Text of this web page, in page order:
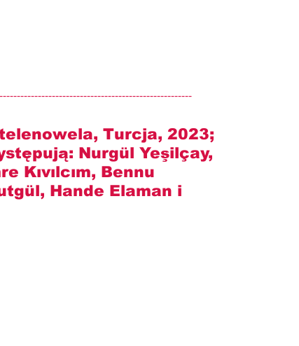
Turcja, 2023;
Nurgül Yeşilçay,
Kıvılcım, Bennu
Hande Elaman i